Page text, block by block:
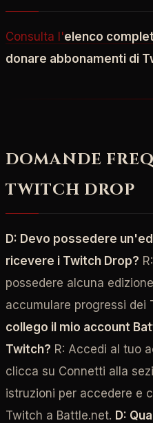
Consulta l'elenco
donare abbonamenti di
DOMANDE
TWITCH DROP
D: Devo possedere
ricevere i Twitch Drop?
possedere alcuna
accumulare progressi dei
collego il mio account
Twitch? R: Accedi al tuo
clicca su Connetti alla
istruzioni per accedere e
Twitch a Battle.net. D: